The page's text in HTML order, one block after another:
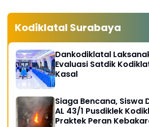
Kodiklatal Surabaya
Dankodiklatal
Evaluasi Satdik
Kasal
Siaga Bencana, Siswa
AL 43/1 Pusdiklek
Praktek Peran